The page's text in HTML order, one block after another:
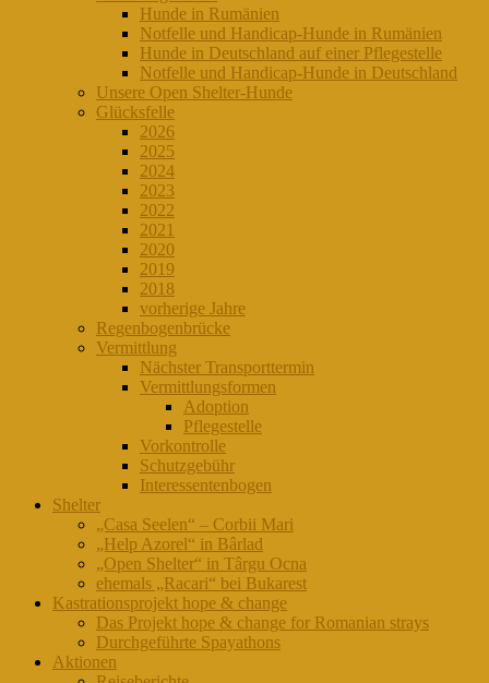
Hunde in Rumänien
Notfelle und Handicap-Hunde in Rumänien
Hunde in Deutschland auf einer Pflegestelle
Notfelle und Handicap-Hunde in Deutschland
Unsere Open Shelter-Hunde
Glücksfelle
2026
2025
2024
2023
2022
2021
2020
2019
2018
vorherige Jahre
Regenbogenbrücke
Vermittlung
Nächster Transporttermin
Vermittlungsformen
Adoption
Pflegestelle
Vorkontrolle
Schutzgebühr
Interessentenbogen
Shelter
„Casa Seelen“ – Corbii Mari
„Help Azorel“ in Bârlad
„Open Shelter“ in Târgu Ocna
ehemals „Racari“ bei Bukarest
Kastrationsprojekt hope & change
Das Projekt hope & change for Romanian strays
Durchgeführte Spayathons
Aktionen